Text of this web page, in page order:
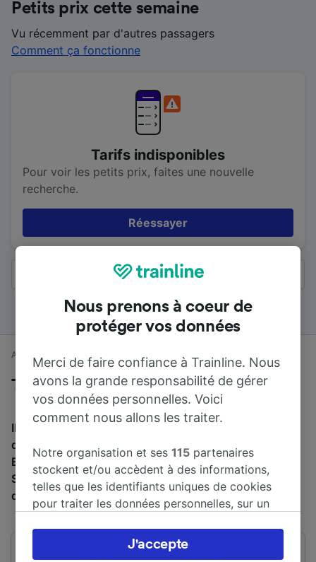
Petits prix cette semaine
Vu récemment par d'autres passagers
Comment ça fonctionne
Tarifs indisponibles
Pour voir les petits prix, faites une nouvelle
recherche.
Réessayer
Tous les résultats
Accueil
Trains de Birmingham à Shrewsbury
Il faut en moyenne 1 h 10 min pour parcourir en train la
distance de 63 km entre Birmingham et Shrewsbury.
Environ 58 trains partent de Birmingham et arrivent à
Shrewsbury chaque jour, et il est possible de trouver
des billets à 5,52 € en réservant à l’avance.
Nous prenons à coeur de
protéger vos données
Merci de faire confiance à Trainline. Nous
avons la grande responsabilité de gérer
vos données personnelles. Voici
comment nous allons les traiter.
Notre organisation et ses115 partenaires
stockent et/ou accèdent à des informations,
telles que les identifiants uniques de cookies
pour traiter les données personnelles, sur un
préférences, notamment en exerçant votre
droit d’opposition à l’intérêt légitime, en
J'accepte